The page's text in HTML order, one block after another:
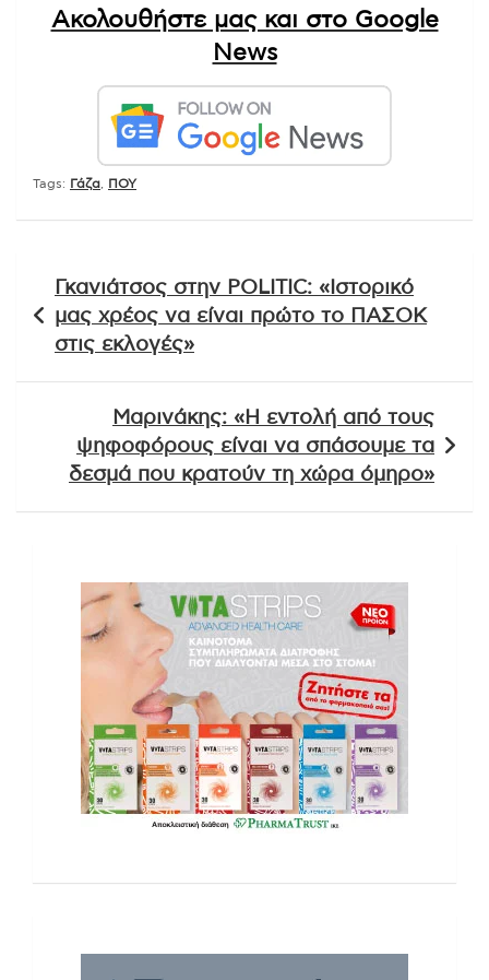
Ακολουθήστε μας και στο Google
News
Tags: Γάζα ΠΟΥ
άρθρων
Γκανιάτσος στην POLITIC: «Ιστορικό
μας χρέος να είναι πρώτο το ΠΑΣΟΚ
στις εκλογές»
Μαρινάκης: «Η εντολή από τους
ψηφοφόρους είναι να σπάσουμε τα
δεσμά που κρατούν τη χώρα όμηρο»